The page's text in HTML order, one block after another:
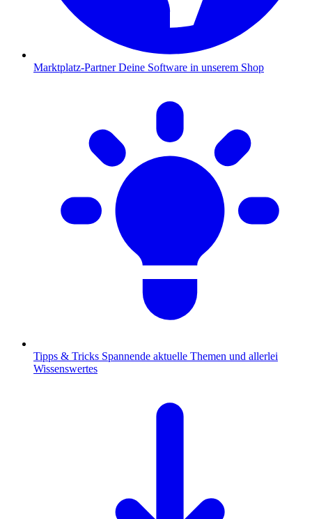
Marktplatz-Partner Deine Software in unserem Shop
Tipps & Tricks Spannende aktuelle Themen und allerlei
Wissenswertes